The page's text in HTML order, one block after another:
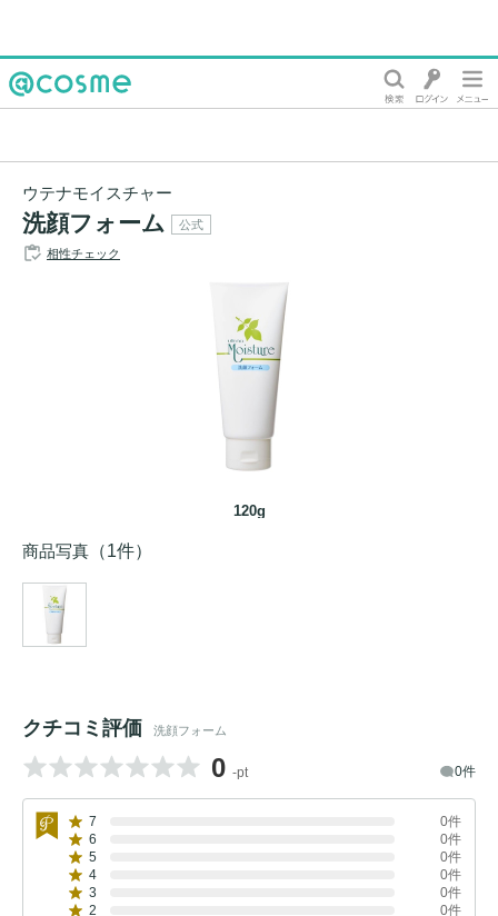
ウテナモイスチャー
洗顔フォーム 公式
相性チェック
120g
商品写真 （1件）
クチコミ評価 洗顔フォーム
0 -pt 0件
7
0件
6
0件
5
0件
4
0件
3
0件
2
0件